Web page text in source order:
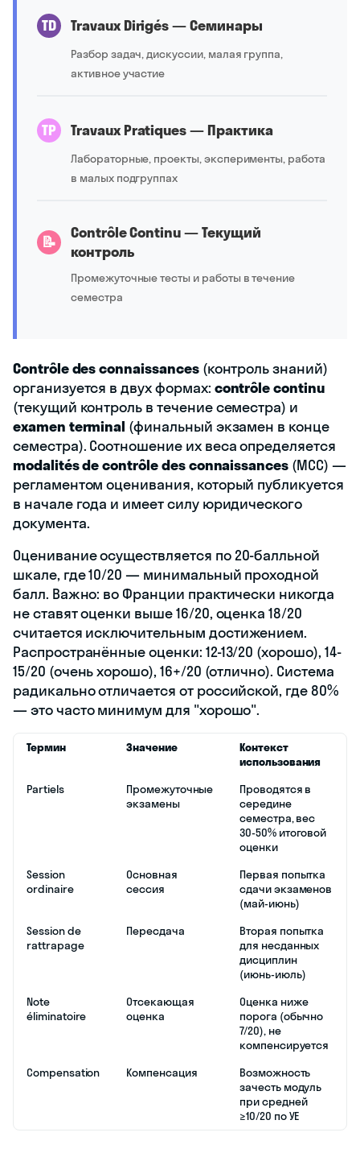
TD Travaux Dirigés — Семинары
Разбор задач, дискуссии, малая группа,
активное участие
TP Travaux Pratiques — Практика
Лабораторные, проекты, эксперименты, работа
в малых подгруппах
📝
Contrôle Continu — Текущий
контроль
Промежуточные тесты и работы в течение
семестра
Contrôle des connaissances(контроль знаний)
организуется в двух формах: contrôle continu
(текущий контроль в течение семестра) и
examen terminal (финальный экзамен в конце
семестра). Соотношение их веса определяется
modalités de contrôle des connaissances (MCC) —
регламентом оценивания, который публикуется
в начале года и имеет силу юридического
документа.
Оценивание осуществляется по 20-балльной
шкале, где 10/20 — минимальный проходной
балл. Важно: во Франции практически никогда
не ставят оценки выше 16/20, оценка 18/20
считается исключительным достижением.
Распространённые оценки: 12-13/20 (хорошо), 14-
15/20 (очень хорошо), 16+/20 (отлично). Система
радикально отличается от российской, где 80%
— это часто минимум для "хорошо".
Термин Значение
Контекст
использования
Partiels
Промежуточные
экзамены
Проводятся в
середине
семестра, вес
30-50% итоговой
оценки
Session
ordinaire
Основная
сессия
Первая попытка
сдачи экзаменов
(май-июнь)
Session de
rattrapage
Пересдача
Вторая попытка
для несданных
дисциплин
(июнь-июль)
Note
éliminatoire
Отсекающая
оценка
Оценка ниже
порога (обычно
7/20), не
компенсируется
Compensation
Компенсация
Возможность
зачесть модуль
при средней
≥10/20 по УЕ